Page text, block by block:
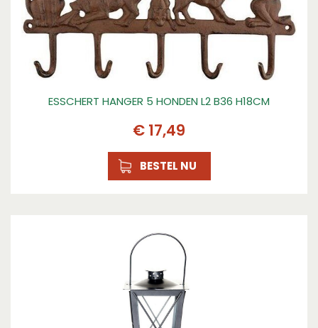
ESSCHERT HANGER 5 HONDEN L2 B36 H18CM
€ 17,49
BESTEL NU